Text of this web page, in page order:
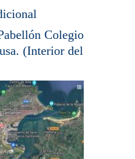
Colegio
(Interior del